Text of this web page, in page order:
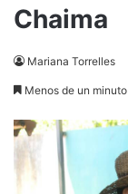
Chaima
Mariana Torrelles
Menos de un minuto